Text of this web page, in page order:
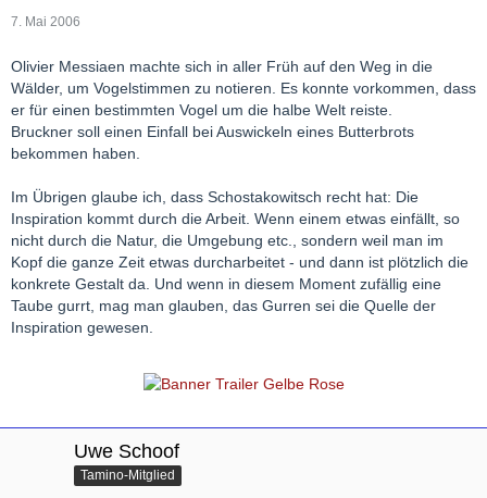
7. Mai 2006
Olivier Messiaen machte sich in aller Früh auf den Weg in die
Wälder, um Vogelstimmen zu notieren. Es konnte vorkommen, dass
er für einen bestimmten Vogel um die halbe Welt reiste.
Bruckner soll einen Einfall bei Auswickeln eines Butterbrots
bekommen haben.
Im Übrigen glaube ich, dass Schostakowitsch recht hat: Die
Inspiration kommt durch die Arbeit. Wenn einem etwas einfällt, so
nicht durch die Natur, die Umgebung etc., sondern weil man im
Kopf die ganze Zeit etwas durcharbeitet - und dann ist plötzlich die
konkrete Gestalt da. Und wenn in diesem Moment zufällig eine
Taube gurrt, mag man glauben, das Gurren sei die Quelle der
Inspiration gewesen.
Uwe Schoof
Tamino-Mitglied